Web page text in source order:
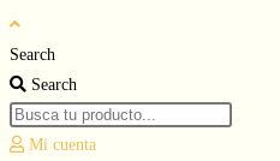
Search
Search
Mi cuenta